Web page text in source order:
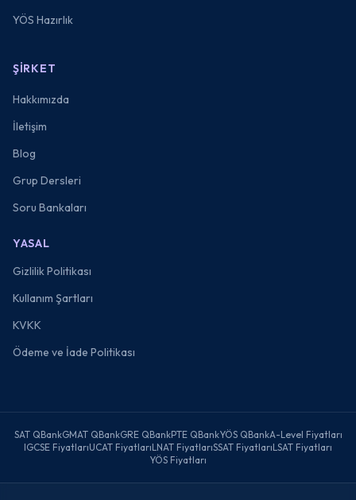
YÖS Hazırlık
ŞIRKET
Hakkımızda
İletişim
Blog
Grup Dersleri
Soru Bankaları
YASAL
Gizlilik Politikası
Kullanım Şartları
KVKK
Ödeme ve İade Politikası
SAT QBankGMAT QBankGRE QBankPTE QBankYÖS QBankA-Level Fiyatları
IGCSE FiyatlarıUCAT FiyatlarıLNAT FiyatlarıSSAT FiyatlarıLSAT Fiyatları
YÖS Fiyatları